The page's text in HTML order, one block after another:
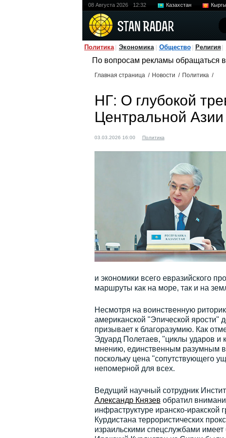
08 Августа 2026 12:32 Казахстан
Политика Экономика Общество Религия
По вопросам рекламы обращаться
Главная страница / Новости / Политика /
НГ: О глубокой
Центральной Азии
03.03.2026 16:00 Политика
и экономики всего евразийского
маршруты как на море, так и на
Несмотря на воинственную
американской "Эпической ярости"
призывает к благоразумию. Как
Эдуард Полетаев, "циклы ударов и
мнению, единственным разумным
поскольку цена "сопутствующего
непомерной для всех.
Ведущий научный сотрудник
Александр Князев обратил
инфраструктуре иранско-иракской
Курдистана террористических
израильскими спецслужбами